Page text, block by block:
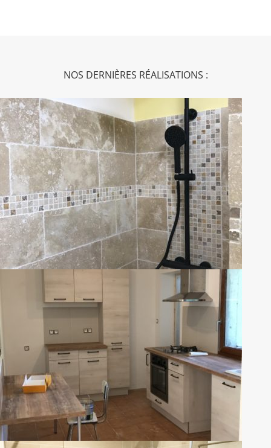
NOS DERNIÈRES RÉALISATIONS :